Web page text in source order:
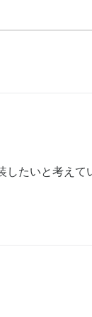
したいと考えて